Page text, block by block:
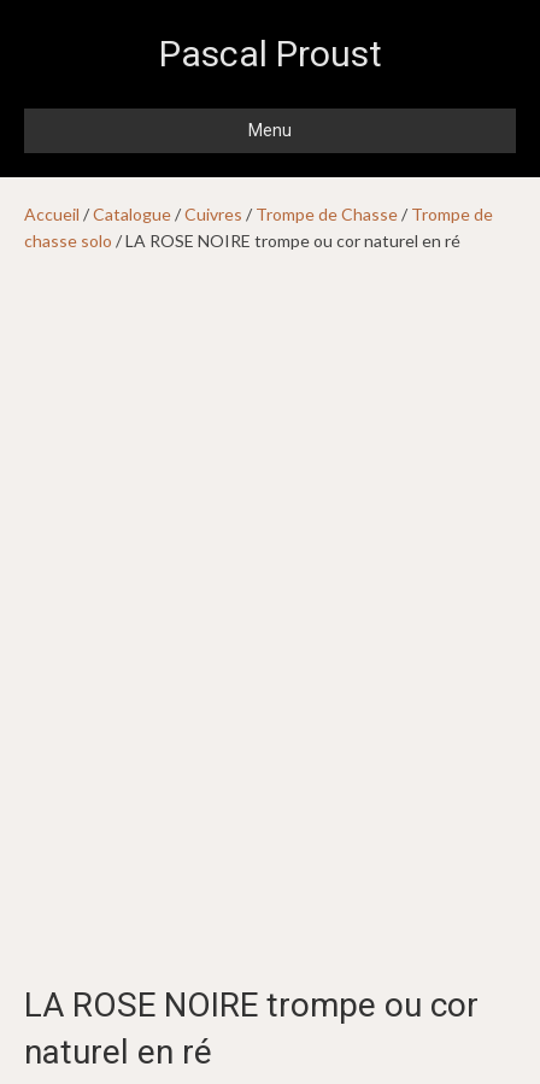
Pascal Proust
Menu
Accueil /Catalogue/Cuivres / Trompe de Chasse/ Trompe de
chasse solo / LA ROSE NOIRE trompe ou cor naturel en ré
LA ROSE NOIRE trompe ou cor
naturel en ré